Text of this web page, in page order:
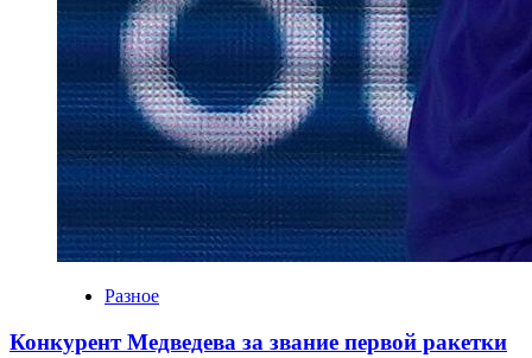
Разное
Конкурент Медведева за звание первой ракетки